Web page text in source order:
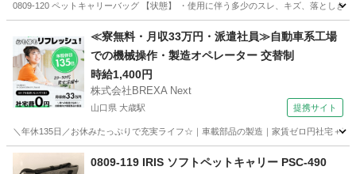
0809-120 ペットキャリーバッグ 【状態】 ・使用に伴う多少のスレ、キズ、落とし
その他 現地
≪寮無料・月収33万円・派遣社員≫自動車系工場
での機械操作・製造オペレーター 交替制
時給1,400円
株式会社BREXA Next
山口県 大歳駅 提携サイト
＼年休135日／お休みたっぷりで充実ライフ☆｜車載部品の製造｜家賃ゼロ円社宅＋
山口 山口市
0809-119 IRIS ソフトペットキャリー PSC-490